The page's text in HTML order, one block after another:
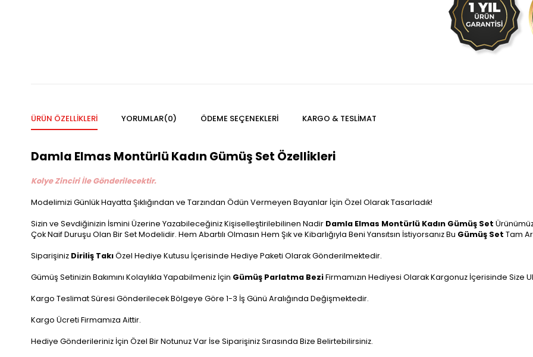
ÜRÜN ÖZELLIKLERI YORUMLAR(0) ÖDEME SEÇENEKLERI KARGO & TESLIMAT
Damla Elmas Montürlü Kadın Gümüş Set Özellikleri
Kolye Zinciri İle Gönderilecektir.
Modelimizi Günlük Hayatta Şıklığından ve Tarzından Ödün Vermeyen Bayanlar İçin Özel Olarak Tasarladık!
Sizin ve Sevdiğinizin İsmini Üzerine Yazabileceğiniz Kişiselleştirilebilinen Nadir Damla Elmas Montürlü Kadın Gümüş Set
Çok Naif Duruşu Olan Bir Set Modelidir. Hem Abartılı Olmasın Hem Şık ve Kibarlığıyla Beni Yansıtsın İstiyorsanız Bu Gümüş Set Tam
Siparişiniz Diriliş TakıÖzel Hediye Kutusu İçerisinde Hediye Paketi Olarak Gönderilmektedir.
Gümüş Setinizin Bakımını Kolaylıkla Yapabilmeniz İçin Gümüş Parlatma BeziFirmamızın Hediyesi Olarak Kargonuz İçerisinde Size
Kargo Teslimat Süresi Gönderilecek Bölgeye Göre 1-3 İş Günü Aralığında Değişmektedir.
Kargo Ücreti Firmamıza Aittir.
Hediye Gönderileriniz İçin Özel Bir Notunuz Var İse Siparişiniz Sırasında Bize Belirtebilirsiniz.